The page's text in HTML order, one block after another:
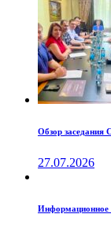
Обзор
27.07.2026
Информационное